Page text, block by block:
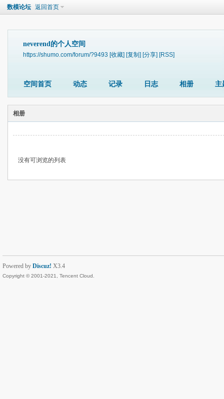
数模论坛 返回首页
neverend的个人空间
https://shumo.com/forum/?9493 [收藏] [复制] [分享] [RSS]
空间首页 动态 记录 日志 相册 主
相册
没有可浏览的列表
Powered by Discuz! X3.4
Copyright © 2001-2021, Tencent Cloud.